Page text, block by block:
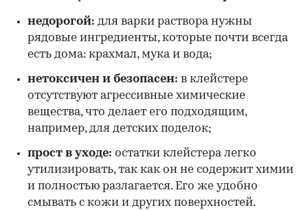
недорогой: для варки раствора нужны
рядовые ингредиенты, которые почти всегда
есть дома: крахмал, мука и вода;
нетоксичен и безопасен: в клейстере
отсутствуют агрессивные химические
вещества, что делает его подходящим,
например, для детских поделок;
прост в уходе: остатки клейстера легко
утилизировать, так как он не содержит химии
и полностью разлагается. Его же удобно
смывать с кожи и других поверхностей.